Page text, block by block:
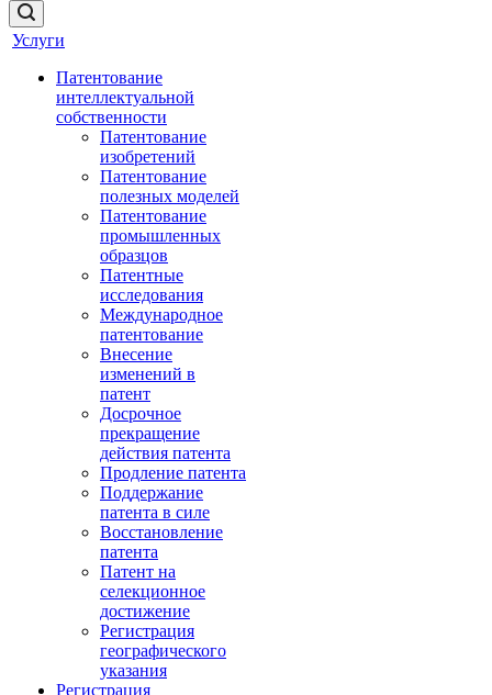
Услуги
Патентование
интеллектуальной
собственности
Патентование
изобретений
Патентование
полезных моделей
Патентование
промышленных
образцов
Патентные
исследования
Международное
патентование
Внесение
изменений в
патент
Досрочное
прекращение
действия патента
Продление патента
Поддержание
патента в силе
Восстановление
патента
Патент на
селекционное
достижение
Регистрация
географического
указания
Регистрация